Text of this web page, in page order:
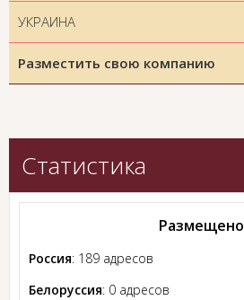
УКРАИНА
Разместить свою компанию
Статистика
Размещено
Россия: 189 адресов
Белоруссия: 0 адресов